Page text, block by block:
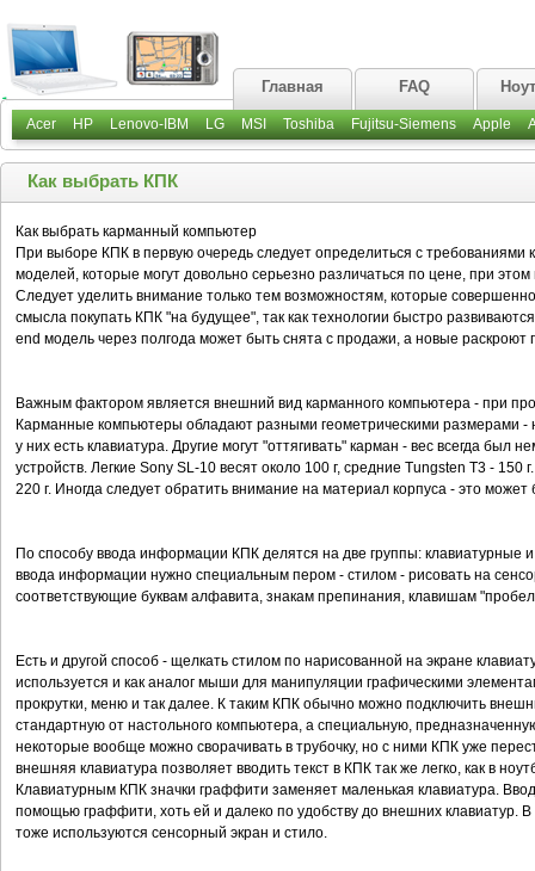
Главная FAQ
Acer HP Lenovo-IBM LG MSI Toshiba Fujitsu-Siemens Apple
Как выбрать КПК
Как выбрать карманный компьютер
При выборе КПК в первую очередь следует определиться с требованиями
моделей, которые могут довольно серьезно различаться по цене, при
Следует уделить внимание только тем возможностям, которые
смысла покупать КПК "на будущее", так как технологии быстро
end модель через полгода может быть снята с продажи, а новые
Важным фактором является внешний вид карманного компьютера - при
Карманные компьютеры обладают разными геометрическими размерами -
у них есть клавиатура. Другие могут "оттягивать" карман - вес всегда был
устройств. Легкие Sony SL-10 весят около 100 г, средние Tungsten T3 -
220 г. Иногда следует обратить внимание на материал корпуса - это
По способу ввода информации КПК делятся на две группы: клавиатурные
ввода информации нужно специальным пером - стилом - рисовать на
соответствующие буквам алфавита, знакам препинания, клавишам
Есть и другой способ - щелкать стилом по нарисованной на экране
используется и как аналог мыши для манипуляции графическими
прокрутки, меню и так далее. К таким КПК обычно можно подключить
стандартную от настольного компьютера, а специальную,
некоторые вообще можно сворачивать в трубочку, но с ними КПК уже
внешняя клавиатура позволяет вводить текст в КПК так же легко, как в
Клавиатурным КПК значки граффити заменяет маленькая клавиатура.
помощью граффити, хоть ей и далеко по удобству до внешних клавиатур.
тоже используются сенсорный экран и стило.